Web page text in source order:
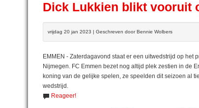
Dick Lukkien blikt vooruit
vrijdag 20 jan 2023 | Geschreven door Bennie Wolbers
EMMEN - Zaterdagavond staat er een uitwedstrijd op het
Nijmegen. FC Emmen bezet nog altijd plek zestien in de
koning van de gelijke spelen, ze speelden dit seizoen al
wedstrijd.
Reageer!